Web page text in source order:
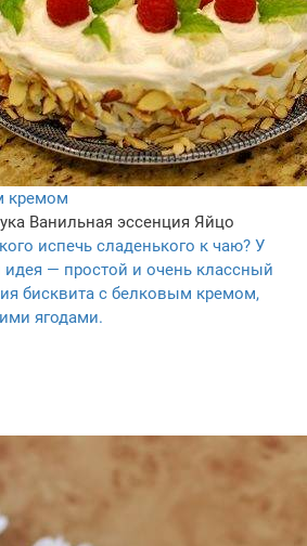
кремом
Ванильная эссенция Яйцо
испечь сладенького к чаю? У
— простой и очень классный
бисквита с белковым кремом,
ягодами.